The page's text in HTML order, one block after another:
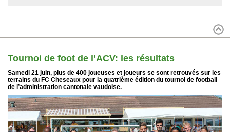
Tournoi de foot de l’ACV: les résultats
Samedi 21 juin, plus de 400 joueuses et joueurs se sont retrouvés sur les
terrains du FC Cheseaux pour la quatrième édition du tournoi de football
de l’administration cantonale vaudoise.